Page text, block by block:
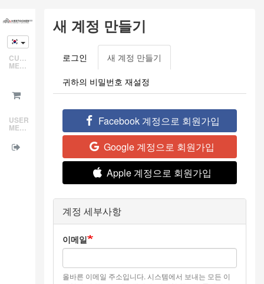
to
main
content
CUSTOMER
MENU
USER
MENU
새 계정 만들기
Primary
tabs
로그인 새 계정 만들기
tab)
귀하의 비밀번호 재설정
Facebook 계정으로 회원가입
Google 계정으로 회원가입
Apple 계정으로 회원가입
계정 세부사항
이메일
올바른 이메일 주소입니다. 시스템에서 보내는 모든 이